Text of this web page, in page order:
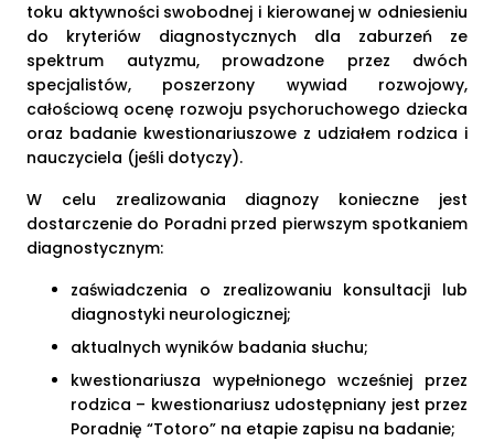
toku aktywności swobodnej i kierowanej w odniesieniu
do kryteriów diagnostycznych dla zaburzeń ze
spektrum autyzmu, prowadzone przez dwóch
specjalistów, poszerzony wywiad rozwojowy,
całościową ocenę rozwoju psychoruchowego dziecka
oraz badanie kwestionariuszowe z udziałem rodzica i
nauczyciela (jeśli dotyczy).
W celu zrealizowania diagnozy konieczne jest
dostarczenie do Poradni przed pierwszym spotkaniem
diagnostycznym:
zaświadczenia o zrealizowaniu konsultacji lub
diagnostyki neurologicznej;
aktualnych wyników badania słuchu;
kwestionariusza wypełnionego wcześniej przez
rodzica – kwestionariusz udostępniany jest przez
Poradnię “Totoro” na etapie zapisu na badanie;